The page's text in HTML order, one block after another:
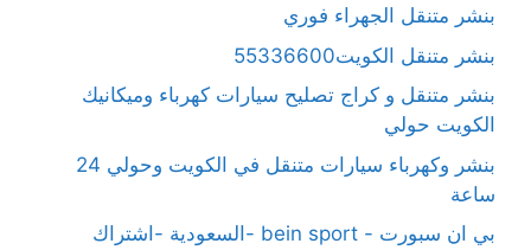
بنشر متنقل الجهراء فوري
بنشر متنقل الكويت55336600
بنشر متنقل و كراج تصليح سيارات كهرباء وميكانيك
الكويت حولي
بنشر وكهرباء سيارات متنقل في الكويت وحولي 24
ساعة
بي ان سبورت - bein sport -السعودية -اشتراك